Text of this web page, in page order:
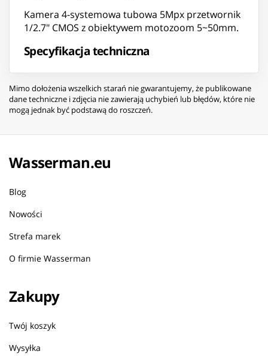
Kamera 4-systemowa tubowa 5Mpx przetwornik
1/2.7" CMOS z obiektywem motozoom 5~50mm.
Specyfikacja techniczna
Mimo dołożenia wszelkich starań nie gwarantujemy, że publikowane
dane techniczne i zdjęcia nie zawierają uchybień lub błędów, które nie
mogą jednak być podstawą do roszczeń.
Wasserman.eu
Blog
Nowości
Strefa marek
O firmie Wasserman
Zakupy
Twój koszyk
Wysyłka